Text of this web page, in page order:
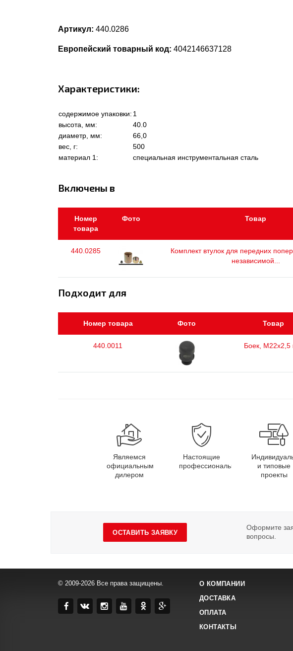
Артикул: 440.0286
Европейский товарный код: 4042146637128
Характеристики:
содержимое упаковки: 1
высота, мм:
40.0
диаметр, мм:
66,0
вес, г:
500
материал 1:
специальная инструментальная сталь
Включены в
Номер
товара
Фото Товар
440.0285
Комплект втулок для передних
независимой...
Подходит для
Номер товара Фото Товар
440.0011 Боек,
Являемся
официальным
дилером
Настоящие
профессионалы
и типовые
проекты
ОСТАВИТЬ ЗАЯВКУ
Оформите
вопросы.
© 2009-2026 Все права защищены.
О КОМПАНИИ
ДОСТАВКА
ОПЛАТА
КОНТАКТЫ